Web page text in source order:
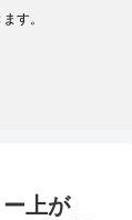
す。
上が